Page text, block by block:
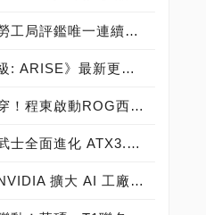
新北市政府勞工局評鑑唯一連續三年獲獎企業！ 宏正三度榮膺新北市政府<友善移工企業>殊榮
《我獨自升級: ARISE》最新更新 成振宇覺醒闇影君主繼承者
勝負一眼看穿！程東啟動ROG西風之神 雙螢幕AI致勝全局
全漢經典聖武士全面進化 ATX3.1，價格不變！FSP VIC BD+ 電競入門最強銅牌電源！ ATX 3.1、全新壓紋線材、登錄享 5 年保固，打造新世代入門電競首選
SK 集團與 NVIDIA 擴大 AI 工廠與次世代記憶體策略合作 規模逾 5,000 億美元的 NVIDIA-SK AI 計畫（NVIDIA-SK AI Initiative）， 涵蓋 SK Telecom 最高達 2GW 的 AI 工廠，以及與 SK 海力士的長期 AI 記憶體合作